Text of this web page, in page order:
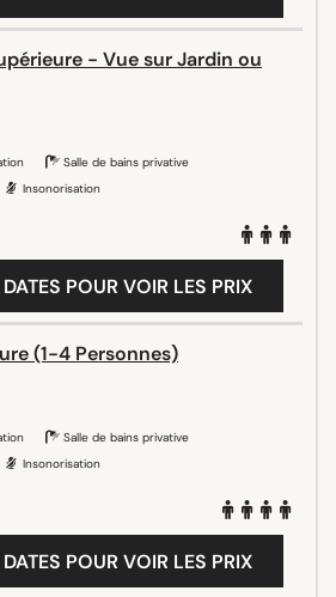
- Vue sur Jardin ou
Salle de bains privative
Insonorisation
POUR VOIR LES PRIX
(1-4 Personnes)
Salle de bains privative
Insonorisation
POUR VOIR LES PRIX